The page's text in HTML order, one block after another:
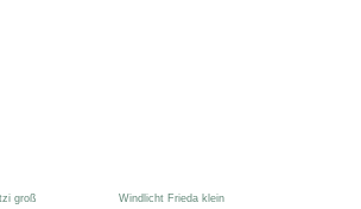
groß Windlicht Frieda klein